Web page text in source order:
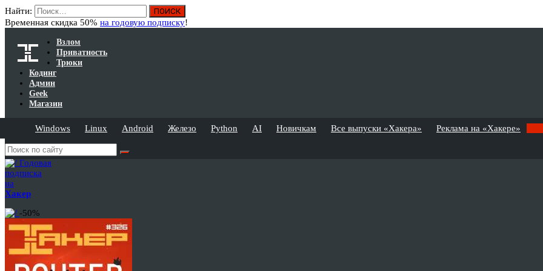
Найти:
Временная скидка 50% на годовую подписку!
Взлом
Приватность
Трюки
Кодинг
Админ
Geek
Магазин
Windows Linux Android Железо Python AI Новичкам Все выпуски «Хакера» Реклама на «Хакере»
Годовая
подписка
на
Хакер
-50%